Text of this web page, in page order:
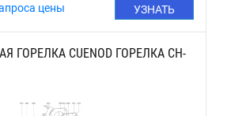
цены
УЗНАТЬ
ЦЕНУ
ГОРЕЛКА CUENOD ГОРЕЛКА CH-